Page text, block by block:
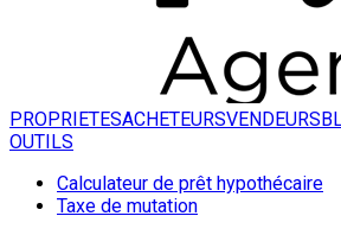
PROPRIETESACHETEURSVENDEURS
OUTILS
Calculateur de prêt hypothécaire
Taxe de mutation